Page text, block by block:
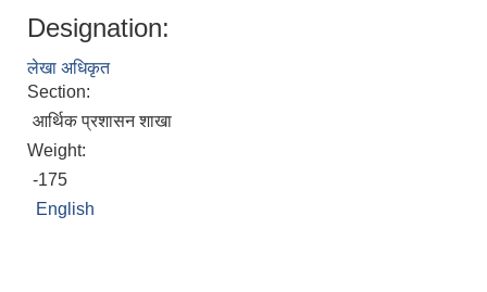
Designation:
लेखा अधिकृत
Section:
आर्थिक प्रशासन शाखा
Weight:
-175
English